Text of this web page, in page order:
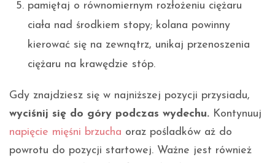
pamiętaj o równomiernym rozłożeniu ciężaru
ciała nad środkiem stopy; kolana powinny
kierować się na zewnątrz, unikaj przenoszenia
ciężaru na krawędzie stóp.
Gdy znajdziesz się w najniższej pozycji przysiadu,
wyciśnij się do góry podczas wydechu. Kontynuuj
napięcie mięśni brzucha oraz pośladków aż do
powrotu do pozycji startowej. Ważne jest również